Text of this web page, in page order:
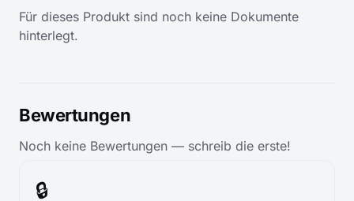
Für dieses Produkt sind noch keine Dokumente
hinterlegt.
Bewertungen
Noch keine Bewertungen — schreib die erste!
🔒